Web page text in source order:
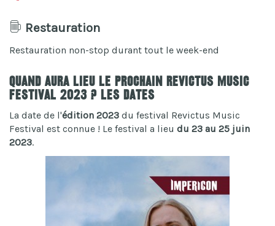
Restauration
Restauration non-stop durant tout le week-end
Quand aura lieu le prochain Revictus Music
Festival 2023 ? Les dates
La date de l'édition 2023 du festival Revictus Music
Festival est connue ! Le festival a lieu du 23 au 25 juin
2023.